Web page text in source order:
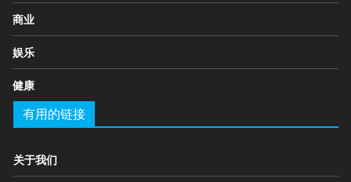
商业
娱乐
健康
有用的链接
关于我们